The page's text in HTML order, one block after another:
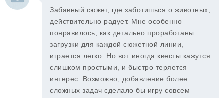
Забавный сюжет, где заботишься о животных,
действительно радует. Мне особенно
понравилось, как детально проработаны
загрузки для каждой сюжетной линии,
играется легко. Но вот иногда квесты кажутся
слишком простыми, и быстро теряется
интерес. Возможно, добавление более
сложных задач сделало бы игру совсем